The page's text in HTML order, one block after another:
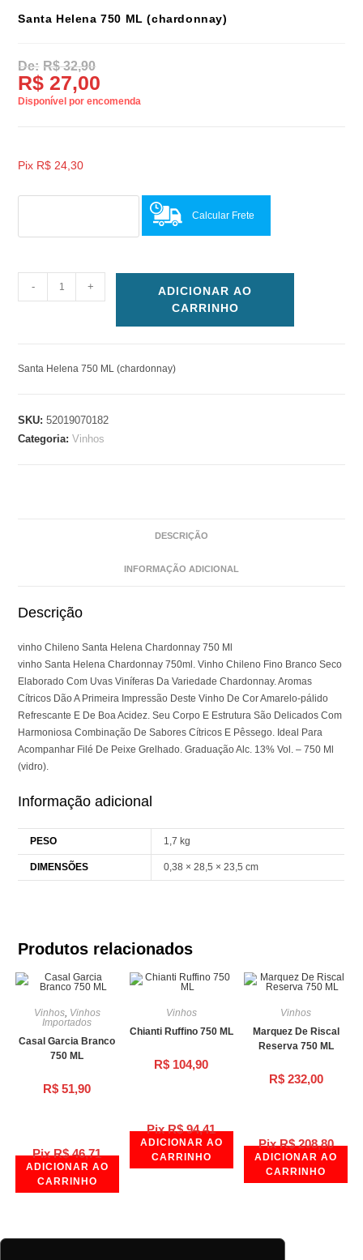
Santa Helena 750 ML (chardonnay)
R$32,90
R$ 27,00
Disponível por encomenda
Pix R$ 24,30
Calcular Frete
- +
ADICIONAR AO
CARRINHO
Santa Helena 750 ML (chardonnay)
SKU:52019070182
Categoria:Vinhos
DESCRIÇÃO
INFORMAÇÃO ADICIONAL
Descrição
vinho Chileno Santa Helena Chardonnay 750 Ml
vinho Santa Helena Chardonnay 750ml. Vinho Chileno Fino Branco Seco
Elaborado Com Uvas Viníferas Da Variedade Chardonnay. Aromas
Cítricos Dão A Primeira Impressão Deste Vinho De Cor Amarelo-pálido
Refrescante E De Boa Acidez. Seu Corpo E Estrutura São Delicados Com
Harmoniosa Combinação De Sabores Cítricos E Pêssego. Ideal Para
Acompanhar Filé De Peixe Grelhado. Graduação Alc. 13% Vol. – 750 Ml
(vidro).
Informação adicional
PESO 1,7 kg
DIMENSÕES 0,38 × 28,5 × 23,5 cm
Produtos relacionados
Pix R$46,71
Vinhos, Vinhos
Importados
Casal Garcia Branco
750 ML
R$ 51,90
ADICIONAR AO
CARRINHO
Pix R$94,41
Vinhos
Chianti Ruffino 750 ML
R$ 104,90
ADICIONAR AO
CARRINHO
Pix R$208,80
Vinhos
Marquez De Riscal
Reserva 750 ML
R$232,00
ADICIONAR AO
CARRINHO